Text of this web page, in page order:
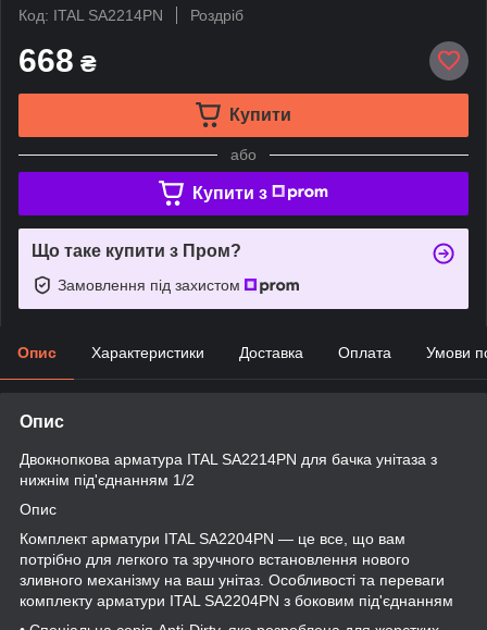
Код: ITAL SА2214PN
Роздріб
668 ₴
Купити
або
Купити з
Що таке купити з Пром?
Замовлення під захистом
Опис Характеристики Доставка Оплата Умови
Опис
Двокнопкова арматура ITAL SA2214PN для бачка унітаза з
нижнім під'єднанням 1/2
Опис
Комплект арматури ITAL SA2204PN — це все, що вам
потрібно для легкого та зручного встановлення нового
зливного механізму на ваш унітаз. Особливості та переваги
комплекту арматури ITAL SA2204PN з боковим під'єднанням